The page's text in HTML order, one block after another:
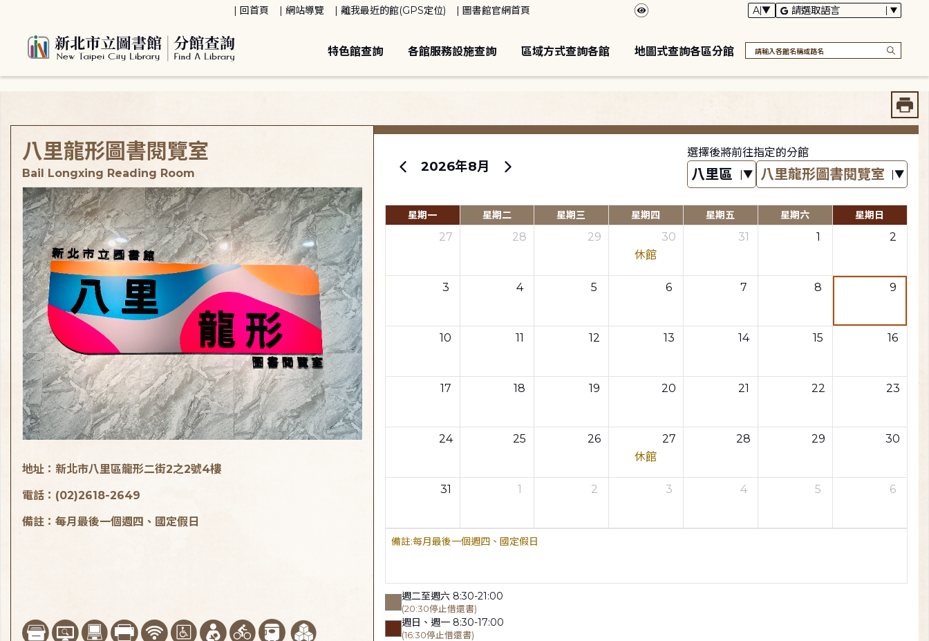
回首頁 網站導覽 離我最近的館(GPS定位) 圖書館官網首頁
特色館查詢 各館服務設施查詢 區域方式查詢各館 地圖式查詢各區分館
2026年8月
選擇後將前往指定的分館
星期一 星期二 星期三 星期四 星期五 星期六 星期日
27 28 29
30
休館
31 1 2
3 4 5 6 7 8 9
10 11 12 13 14 15 16
17 18 19 20 21 22 23
24 25 26
27
休館
28 29 30
31 1 2 3 4 5 6
每月最後一個週四、國定假日
週二至週六 8:30-21:00
(20:30停止借還書)
週日、週一 8:30-17:00
(16:30停止借還書)
八里龍形圖書閱覽室
Bail Longxing Reading Room
地址：新北市八里區龍形二街2之2號4樓
電話：(02)2618-2649
備註：每月最後一個週四、國定假日